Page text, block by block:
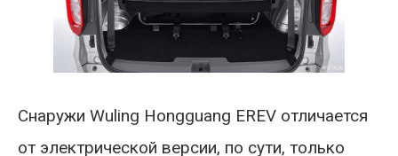
Снаружи Wuling Hongguang EREV отличается
от электрической версии, по сути, только